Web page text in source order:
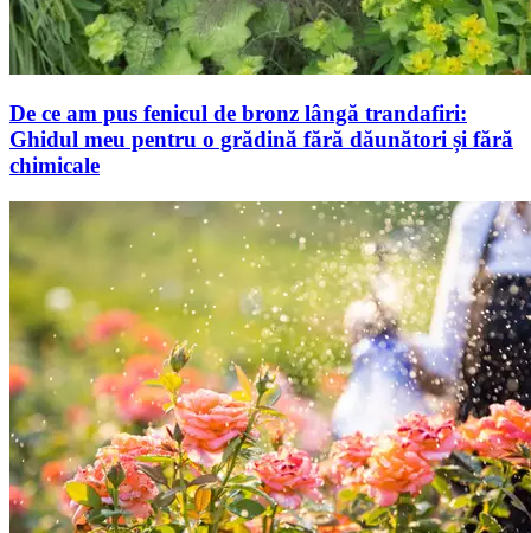
De ce am pus fenicul de bronz lângă trandafiri:
Ghidul meu pentru o grădină fără dăunători și fără
chimicale